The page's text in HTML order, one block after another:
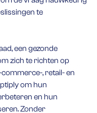
te
een gezonde
zich te richten op
, retail- en
om hun
en hun
Zonder